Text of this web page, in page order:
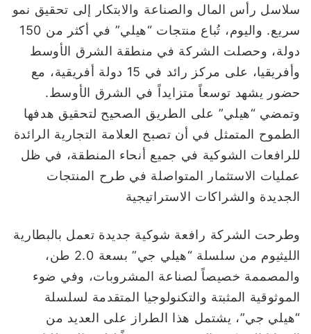
سلاسل رأس المال والصناعة والابتكار إلى تحقيق نمو
سريع. واليوم، تُباع منتجات “هيلي” في أكثر من 150
دولة، وحصلت الشركة في منطقة الشرق الأوسط
وأفريقيا، على مركز رائد في 15 دولة أفريقية، مع
حضور يشهد توسعاً متزايداً في الشرق الأوسط.
وتمضي “هيلي” على الطريق الصحيح لتحقيق هدفها
الطموح المتمثل في أن تصبح العلامة التجارية الرائدة
للرافعات الشوكية في جميع أنحاء المنطقة، في ظل
عمليات الاستثمار المتواصلة في طرح المنتجات
الجديدة والشراكات الاستراتيجية
وطرحت الشركة رافعة شوكية جديدة تعمل بالبطارية
الليثيوم من سلسلة “هيلي جي” بسعة 2.0 طن،
والمصممة خصيصاً لصناعة المشروبات، وفي ضوء
الموثوقية المثبتة والتكنولوجيا المتقدمة لسلسلة
“هيلي جي”، يشتمل هذا الطراز على العديد من